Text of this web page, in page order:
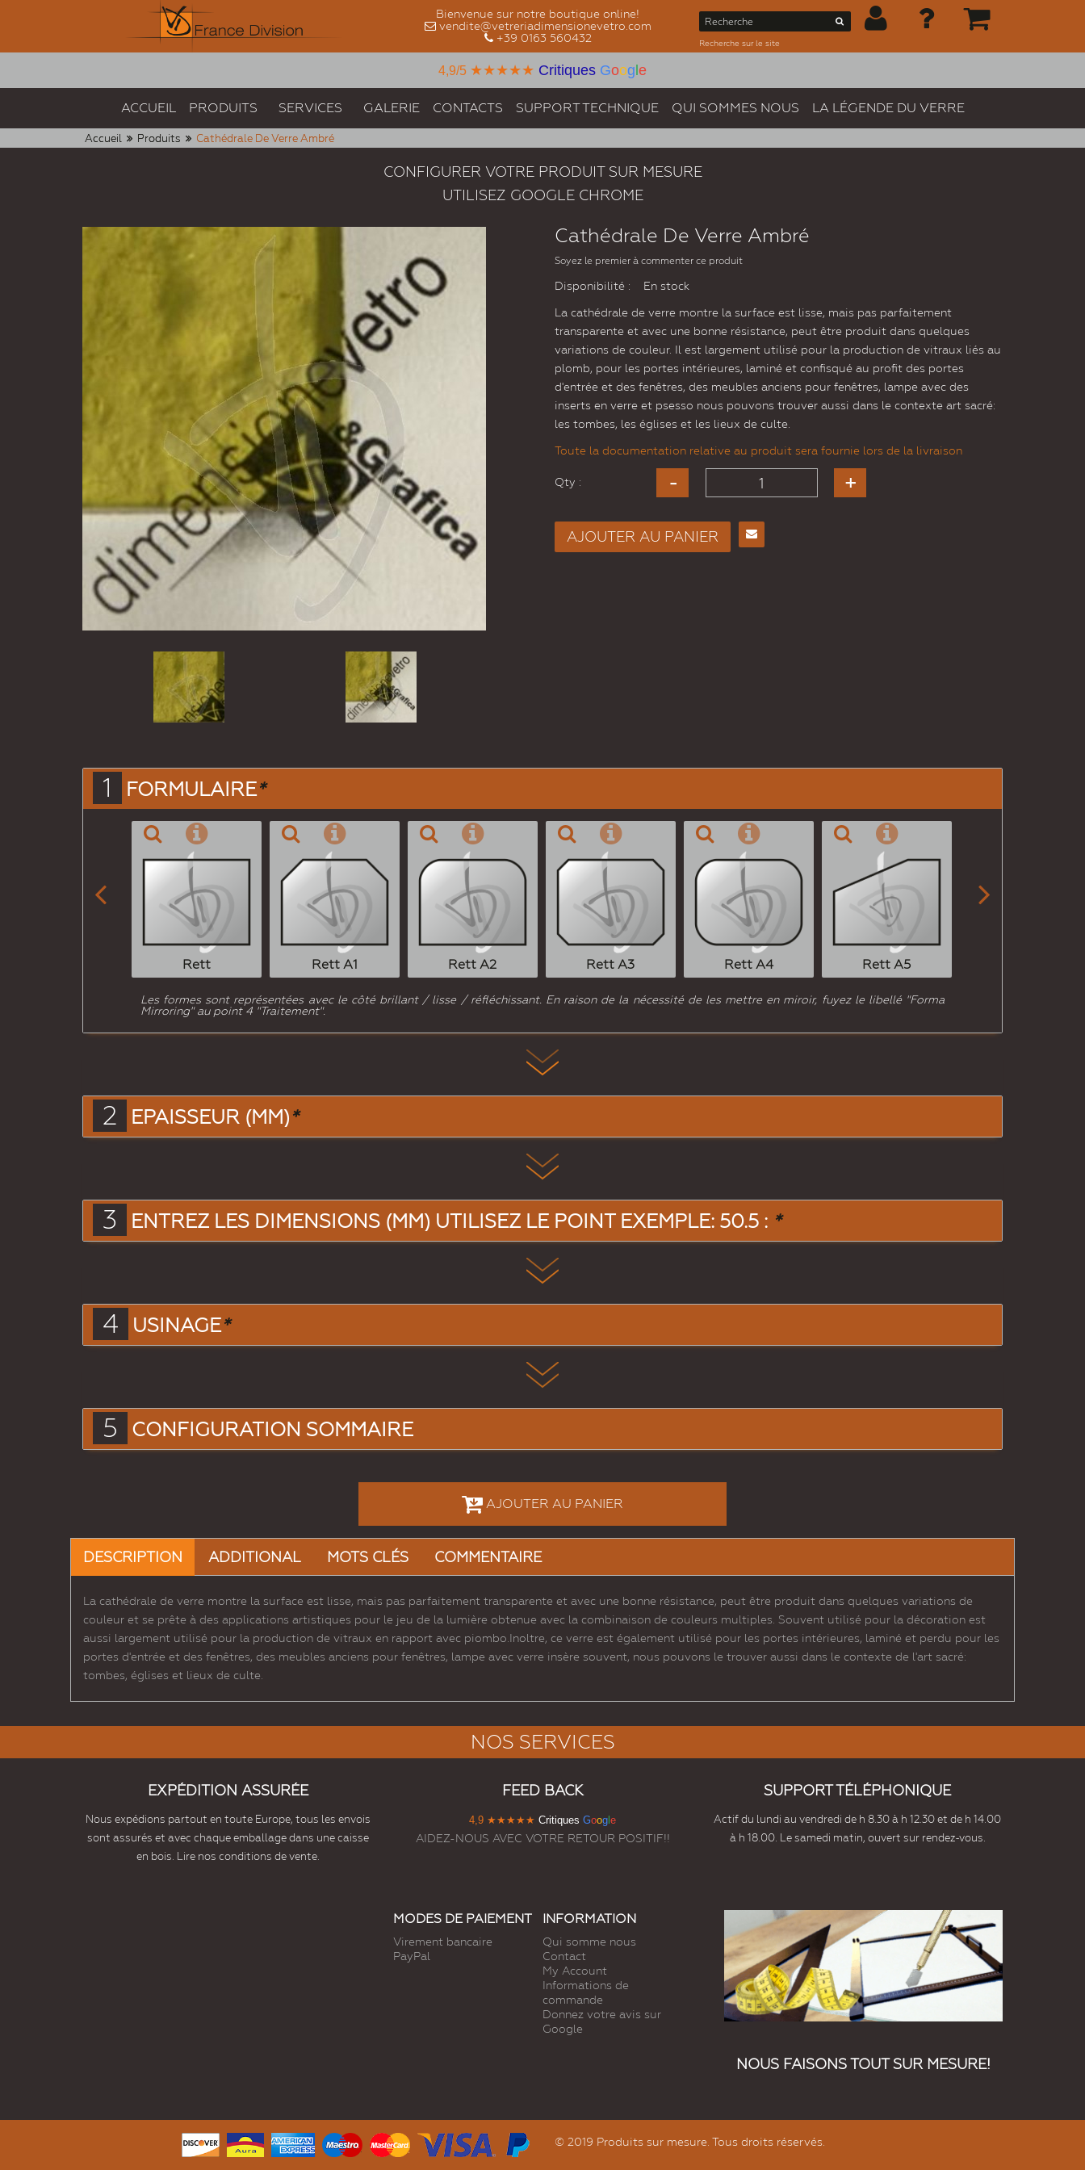
Bienvenue sur notre boutique online!
vendite@vetreriadimensionevetro.com
+39 0163 560432
Recherche sur le site
4,9/5 ★★★★★ Critiques Goog e
ACCUEIL PRODUITS SERVICES GALERIE CONTACTS SUPPORT TECHNIQUE QUI SOMMES NOUS LA LÉGENDE DU VERRE
Accueil Produits Cathédrale De Verre Ambré
CONFIGURER VOTRE PRODUIT SUR MESURE
UTILISEZ GOOGLE CHROME
Cathédrale De Verre Ambré
Soyez le premier à commenter ce produit
Disponibilité : En stock
La cathédrale de verre montre la surface est lisse, mais pas parfaitement
transparente et avec une bonne résistance, peut être produit dans quelques
variations de couleur. Il est largement utilisé pour la production de vitraux liés au
plomb, pour les portes intérieures, laminé et confisqué au profit des portes
d'entrée et des fenêtres, des meubles anciens pour fenêtres, lampe avec des
inserts en verre et psesso nous pouvons trouver aussi dans le contexte art sacré:
les tombes, les églises et les lieux de culte.
Toute la documentation relative au produit sera fournie lors de la livraison
Qty :
AJOUTER AU PANIER
1 FORMULAIRE*
Rett Rett A1 Rett A2 Rett A3 Rett A4 Rett A5
 
Les formes sont représentées avec le côté brillant / lisse / réfléchissant. En raison de la nécessité de les mettre en miroir, fuyez le libellé "Forma
Mirroring" au point 4 "Traitement".
2 EPAISSEUR (MM)*
3 ENTREZ LES DIMENSIONS (MM) UTILISEZ LE POINT EXEMPLE: 50.5 : *
4 USINAGE*
5 CONFIGURATION SOMMAIRE
AJOUTER AU PANIER
DESCRIPTION ADDITIONAL MOTS CLÉS COMMENTAIRE
La cathédrale de verre montre la surface est lisse, mais pas parfaitement transparente et avec une bonne résistance, peut être produit dans quelques variations de
couleur et se prête à des applications artistiques pour le jeu de la lumière obtenue avec la combinaison de couleurs multiples. Souvent utilisé pour la décoration est
aussi largement utilisé pour la production de vitraux en rapport avec piombo.Inoltre, ce verre est également utilisé pour les portes intérieures, laminé et perdu pour les
portes d'entrée et des fenêtres, des meubles anciens pour fenêtres, lampe avec verre insère souvent, nous pouvons le trouver aussi dans le contexte de l'art sacré:
tombes, églises et lieux de culte.
NOS SERVICES
EXPÉDITION ASSURÉE
Nous expédions partout en toute Europe, tous les envois
sont assurés et avec chaque emballage dans une caisse
en bois. Lire nos conditions de vente.
FEED BACK
4,9 ★★★★★ Critiques Goog e
AIDEZ-NOUS AVEC VOTRE RETOUR POSITIF!!
SUPPORT TÉLÉPHONIQUE
Actif du lundi au vendredi de h 8.30 à h 12.30 et de h 14.00
à h 18.00. Le samedi matin, ouvert sur rendez-vous.
MODES DE PAIEMENT
Virement bancaire
PayPal
INFORMATION
Qui somme nous
Contact
My Account
Informations de
commande
Donnez votre avis sur
Google
NOUS FAISONS TOUT SUR MESURE!
© 2019 Produits sur mesure. Tous droits réservés.